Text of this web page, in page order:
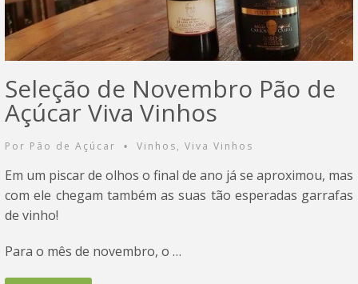
Seleção de Novembro Pão de
Açúcar Viva Vinhos
Por Pão de Açúcar • Vinhos, Viva Vinhos
Em um piscar de olhos o final de ano já se aproximou, mas
com ele chegam também as suas tão esperadas garrafas
de vinho!
Para o mês de novembro, o …